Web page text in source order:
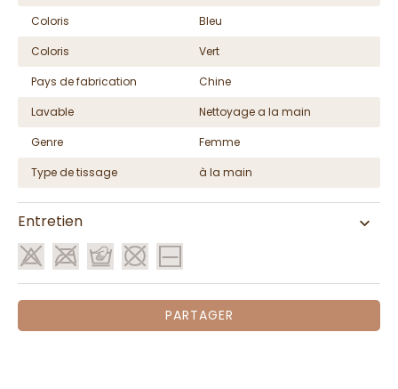
Coloris
Bleu
Coloris
Vert
Pays de fabrication
Chine
Lavable
Nettoyage a la main
Genre
Femme
Type de tissage
à la main
Entretien
PARTAGER